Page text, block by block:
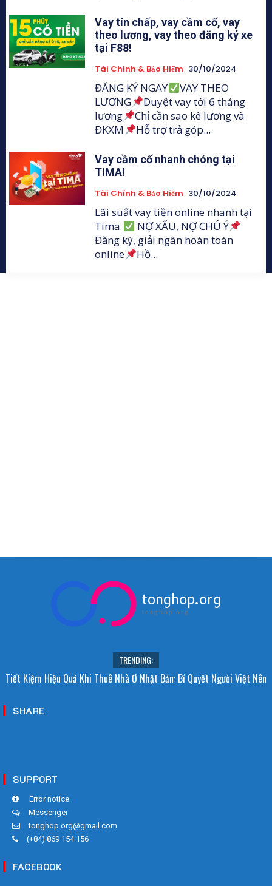
Vay tín chấp, vay cầm cố, vay
theo lương, vay theo đăng ký xe
tại F88!
Tài Chính & Bảo Hiểm 30/10/2024
ĐĂNG KÝ NGAY
VAY THEO
LƯƠNG
Duyệt vay tới 6 tháng
lương
Chỉ cần sao kê lương và
ĐKXM
Hỗ trợ trả góp...
Vay cầm cố nhanh chóng tại
TIMA!
Tài Chính & Bảo Hiểm 30/10/2024
Lãi suất vay tiền online nhanh tại
Tima
NỢ XẤU, NỢ CHÚ Ý
Đăng ký, giải ngân hoàn toàn
online
Hồ...
tonghop.org
tonghop.org
TRENDING:
Tiết Kiệm Hiệu Quả Khi Thuê Nhà Ở Nhật Bản: Bí Quyết Người Việt Nên
SHARE
SUPPORT
Error notice
Messenger
tonghop.org@gmail.com
(+84) 869 154 156
FACEBOOK